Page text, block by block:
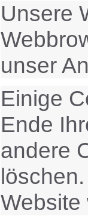
Unsere
unser
Einige
Ende
andere
Website